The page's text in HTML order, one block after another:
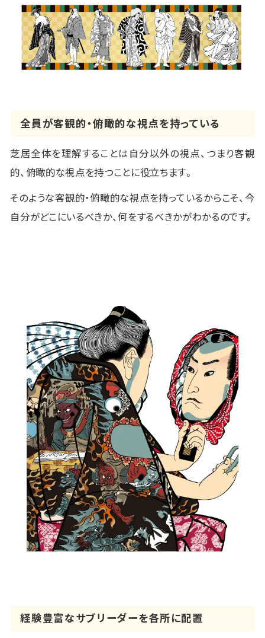
全員が客観的・俯瞰的な視点を持っている
芝居全体を理解することは自分以外の視点、つまり客観
的、俯瞰的な視点を持つことに役立ちます。
そのような客観的・俯瞰的な視点を持っているからこそ、今
自分がどこにいるべきか、何をするべきかがわかるのです。
経験豊富なサブリーダーを各所に配置